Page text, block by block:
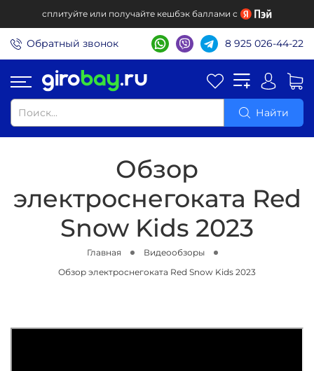
сплитуйте или получайте кешбэк баллами с
Обратный звонок 8 925 026-44-22
Найти
Обзор
электроснегоката Red
Snow Kids 2023
Главная
Видеообзоры
Обзор электроснегоката Red Snow Kids 2023